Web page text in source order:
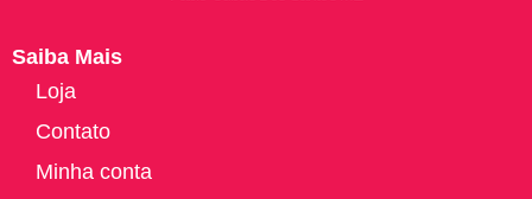
Saiba Mais
Loja
Contato
Minha conta